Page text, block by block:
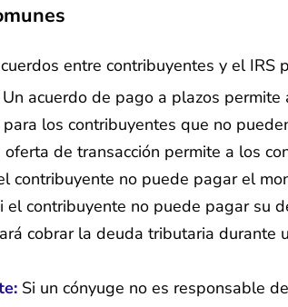
entre contribuyentes y el
Un acuerdo de pago a plazos
los contribuyentes que no
oferta de transacción permite a los
contribuyente no puede pagar el
el contribuyente no puede pagar su
cobrar la deuda tributaria
Si un cónyuge no es responsable